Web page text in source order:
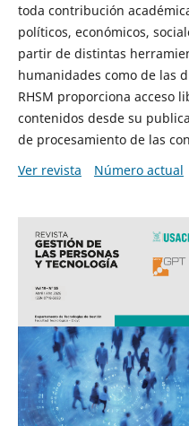
toda contribución
políticos, económicos,
partir de distintas
humanidades como de las
RHSM proporciona acceso
contenidos desde su
de procesamiento de las
Ver revista
Número actual